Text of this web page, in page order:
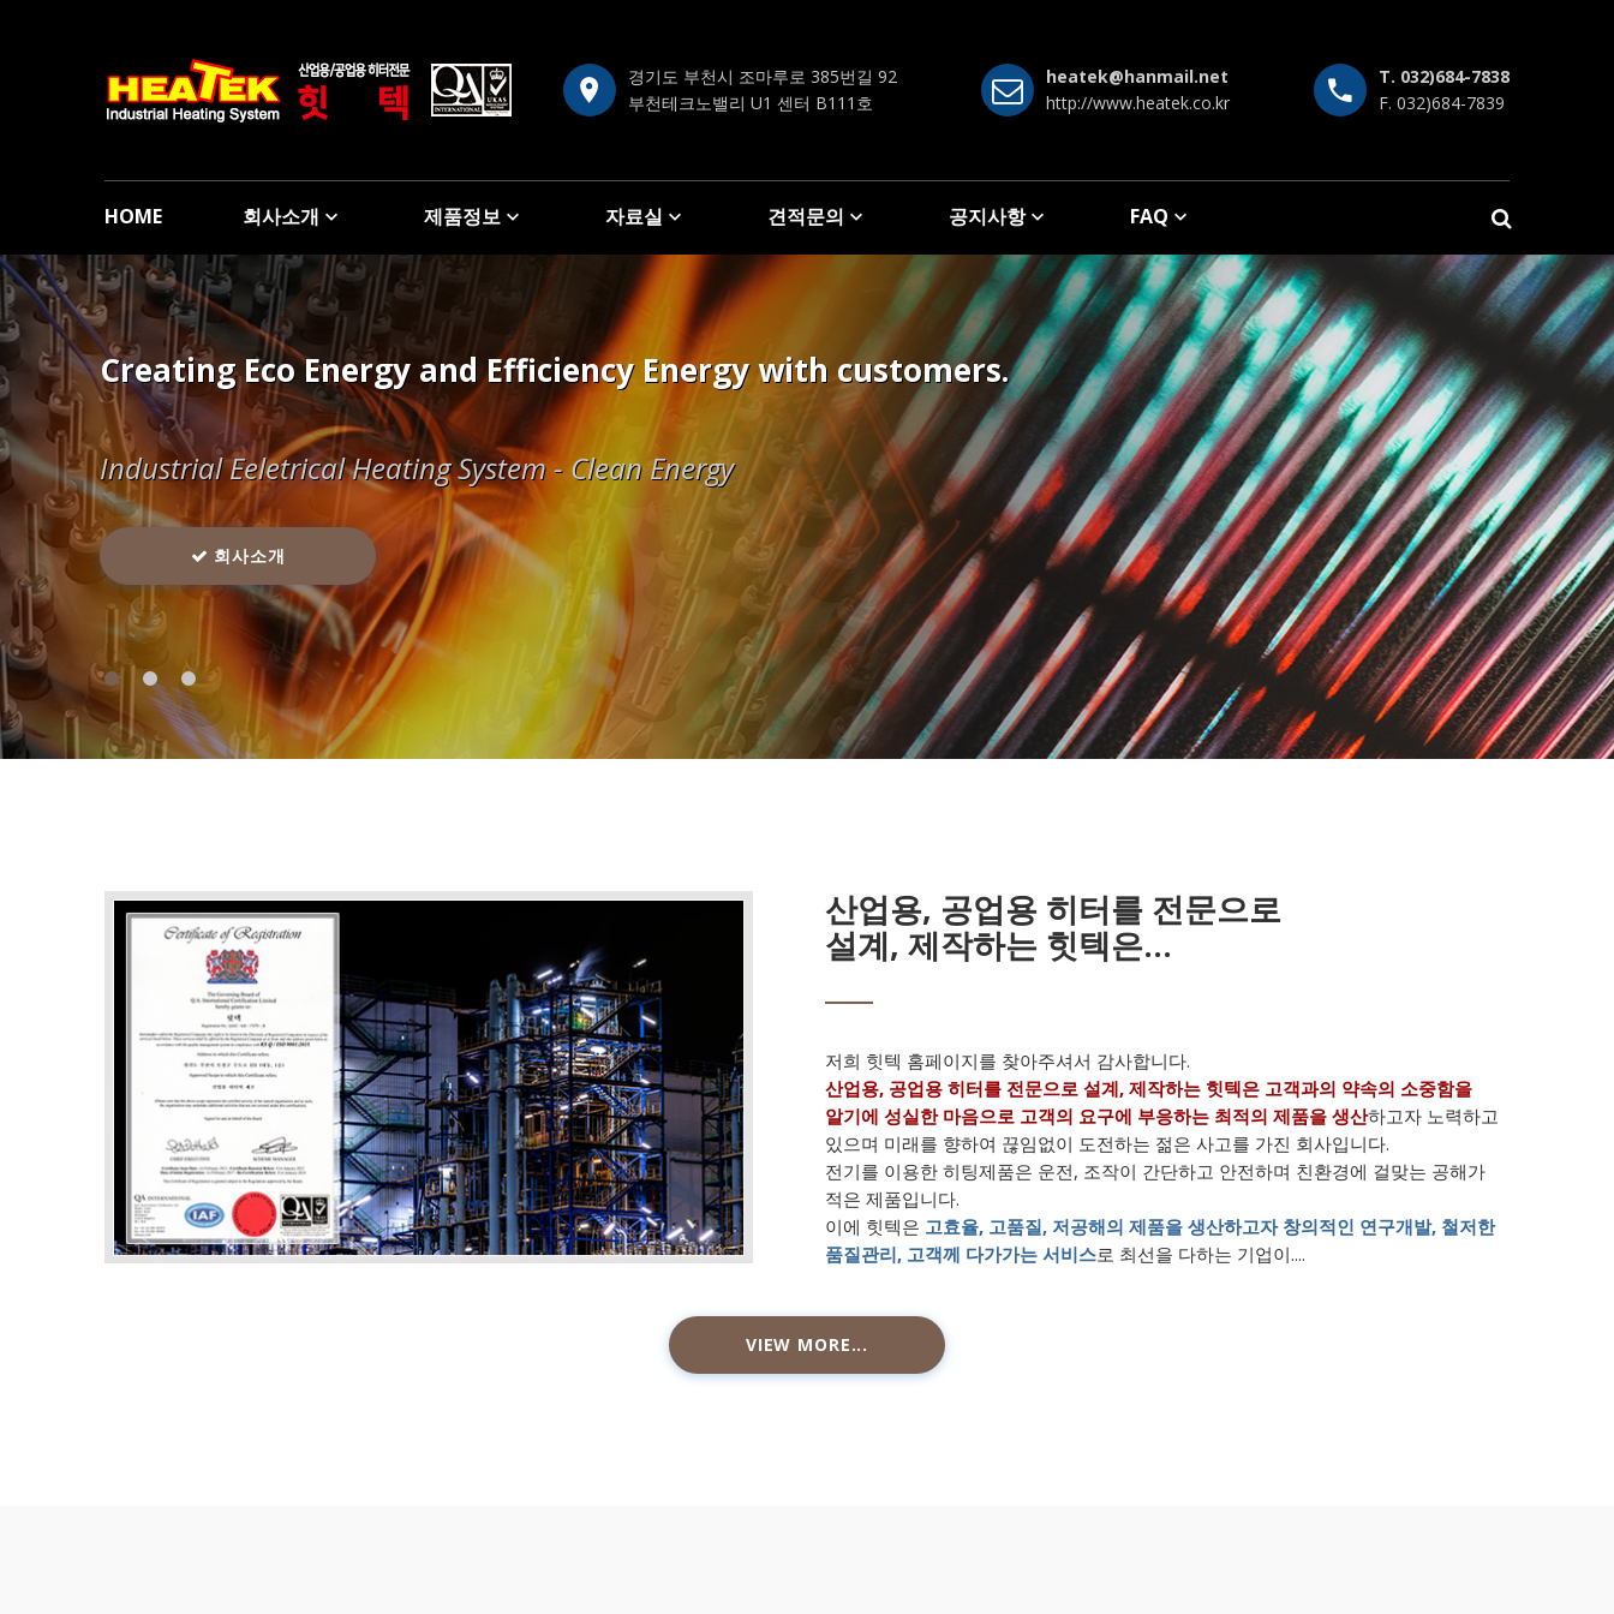
경기도 부천시 조마루로 385번길 92
부천테크노밸리 U1 센터 B111호
heatek@hanmail.net
http://www.heatek.co.kr
T. 032)684-7838
F. 032)684-7839
HOME 회사소개 제품정보 자료실 견적문의 공지사항 FAQ
HEATEK responds to customer satisfaction as the best.
Designs and manufactures electrical heaters.
오시는 길
Creating Eco Energy and Efficiency Energy with customers.
Industrial Eeletrical Heating System - Clean Energy
회사소개
Manufacturing and design technology that satisfies customer needs.
견적문의
HEATEK responds to customer satisfaction as the best.
Designs and manufactures electrical heaters.
오시는 길
Creating Eco Energy and Efficiency Energy with customers.
Industrial Eeletrical Heating System - Clean Energy
회사소개
산업용, 공업용 히터를 전문으로
설계, 제작하는 힛텍은...
저희 힛텍 홈페이지를 찾아주셔서 감사합니다.
산업용, 공업용 히터를 전문으로 설계, 제작하는 힛텍은 고객과의 약속의 소중함을
알기에 성실한 마음으로 고객의 요구에 부응하는 최적의 제품을 생산하고자 노력하고
있으며 미래를 향하여 끊임없이 도전하는 젊은 사고를 가진 회사입니다.
전기를 이용한 히팅제품은 운전, 조작이 간단하고 안전하며 친환경에 걸맞는 공해가
적은 제품입니다.
이에 힛텍은 고효율, 고품질, 저공해의 제품을 생산하고자 창의적인 연구개발, 철저한
품질관리, 고객께 다가가는 서비스로 최선을 다하는 기업이....
VIEW MORE...